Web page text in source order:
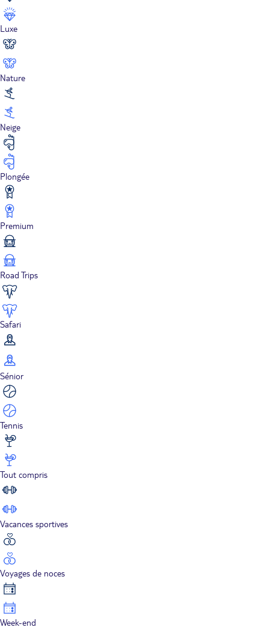
Luxe
Nature
Neige
Plongée
Premium
Road Trips
Safari
Sénior
Tennis
Tout compris
Vacances sportives
Voyages de noces
Week-end